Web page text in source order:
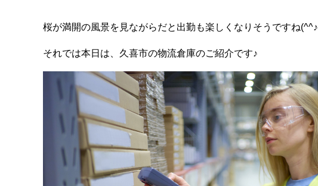
桜が満開の風景を見ながらだと出勤も楽しくなりそうですね(^^♪
それでは本日は、久喜市の物流倉庫のご紹介です♪